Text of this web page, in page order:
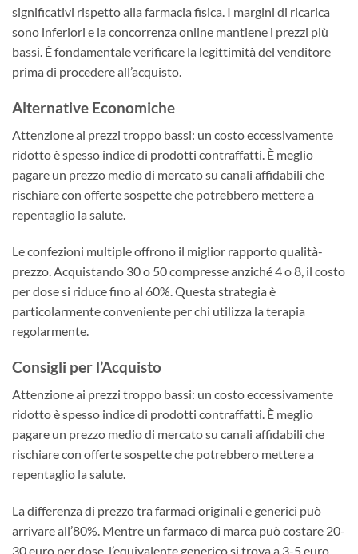
significativi rispetto alla farmacia fisica. I margini di ricarica
sono inferiori e la concorrenza online mantiene i prezzi più
bassi. È fondamentale verificare la legittimità del venditore
prima di procedere all’acquisto.
Alternative Economiche
Attenzione ai prezzi troppo bassi: un costo eccessivamente
ridotto è spesso indice di prodotti contraffatti. È meglio
pagare un prezzo medio di mercato su canali affidabili che
rischiare con offerte sospette che potrebbero mettere a
repentaglio la salute.
Le confezioni multiple offrono il miglior rapporto qualità-
prezzo. Acquistando 30 o 50 compresse anziché 4 o 8, il costo
per dose si riduce fino al 60%. Questa strategia è
particolarmente conveniente per chi utilizza la terapia
regolarmente.
Consigli per l’Acquisto
Attenzione ai prezzi troppo bassi: un costo eccessivamente
ridotto è spesso indice di prodotti contraffatti. È meglio
pagare un prezzo medio di mercato su canali affidabili che
rischiare con offerte sospette che potrebbero mettere a
repentaglio la salute.
La differenza di prezzo tra farmaci originali e generici può
arrivare all’80%. Mentre un farmaco di marca può costare 20-
30 euro per dose, l’equivalente generico si trova a 3-5 euro